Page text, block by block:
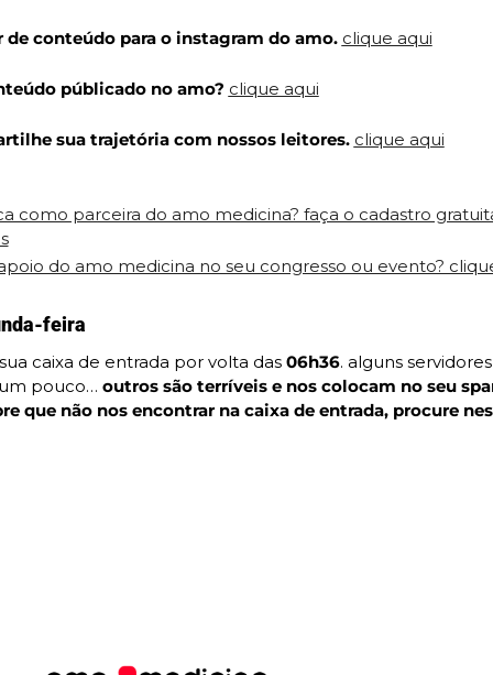
conteúdo para o instagram do amo. clique aqui
públicado no amo? clique aqui
sua trajetória com nossos leitores. clique aqui
como parceira do amo medicina? faça o cadastro
do amo medicina no seu congresso ou evento?
feira
caixa de entrada por volta das 06h36. alguns
pouco… outros são terríveis e nos colocam no seu
que não nos encontrar na caixa de entrada, procure